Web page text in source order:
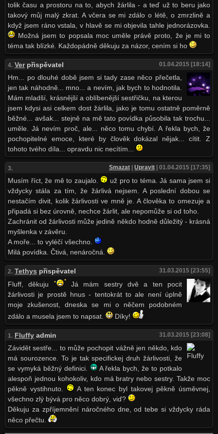
tolik času a prostoru na to, abych žárlila - a teď už to beru jako
takový můj malý zkrat. A včera se mi zdálo o létě, o zmrzlině a
když jsem ráno vstala, v hlavě se mi objevila tahle jednorázovka.
Možná jsem to popsala moc uměle právě proto, že je mi to
téma tak blízké. Každopádně děkuju za názor, cením si ho
4. Verpřispěvatel 01.04.2015 [18:14]
Hm... po dlouhé době jsem si tady zase něco přečetla,
jen tak náhodně... mno... a nevím, jak bych to hodnotila.
Mám mladší, krásnější a oblíbenější sestřičku, na kterou
jsem kdysi asi celkem dost žárlila, jako je tomu ostatně poměrně
běžné... avšak... stejně na mě tato povídka působila tak trochu...
uměle. Já nevím proč, ale... něco tomu chybí. A řekla bych, že
pochopitelné emoce, které by člověk dokázal nějak... cítit. Z
tohoto tvého díla... opravdu nic necítím...
3. Smazat |Upravit | 01.04.2015 [17:35]
Musím říct, že mě to zaujalo.
už pro to téma. Já sama jsem si
vždycky stála za tím, že žárlivá nejsem. A poslední dobou se
nestačím divit, kolik žárlivosti ve mně je. A člověka to omezuje a
připadá si bez úrovně, nechce žárlit, ale nepomůže si od toho.
Zachránit od žárlivosti může jedině někdo hodně důležitý - krásná
myšlenka v závěru.
A moře... to vyléčí všechno.
Milá povídka. Čtivá, nenáročná.
2. Tethys přispěvatel 31.03.2015 [23:55]
Fluff, děkuju
Já mám sestry dvě a ten pocit
žárlivosti je prostě hnus - tentokrát to ale není úplně
moje zkušenost, dneska se mi o něčem podobném
zdálo a musela jsem to napsat.
Díky!
1. Fluffyadmin 31.03.2015 [23:08]
Závidět sestře... to může pochopit vážně jen někdo, kdo
má sourozence. To je tak specifickej druh žárlivosti, že
se vymyká běžný definici.
A řekla bych, že to potkalo
alespoň jednou kohokoliv, kdo má bratry nebo sestry. Takže moc
pěkně vystihnuto.
A ten konec byl takovej pěkně úsměvnej,
všechno zlý bývá pro něco dobrý, viď?
Děkuju za zpříjemnění náročného dne, od tebe si vždycky ráda
něco přečtu.